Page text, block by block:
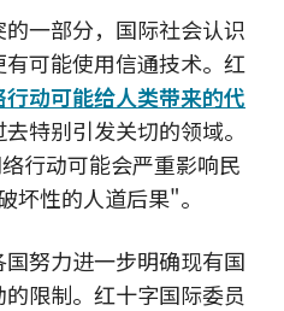
一部分，国际社会认识
可能使用信通技术。红
行动可能给人类带来的代
特别引发关切的领域。
行动可能会严重影响民
坏性的人道后果"。
努力进一步明确现有国
限制。红十字国际委员